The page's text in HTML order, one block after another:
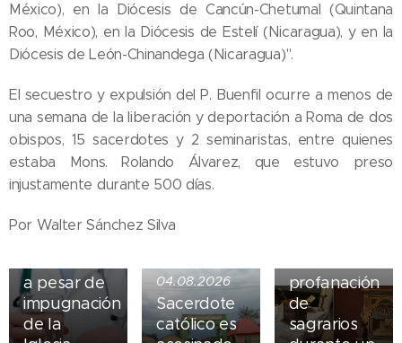
México), en la Diócesis de Cancún-Chetumal (Quintana
Roo, México), en la Diócesis de Estelí (Nicaragua), y en la
Diócesis de León-Chinandega (Nicaragua)".
El secuestro y expulsión del P. Buenfil ocurre a menos de
una semana de la liberación y deportación a Roma de dos
obispos, 15 sacerdotes y 2 seminaristas, entre quienes
estaba Mons. Rolando Álvarez, que estuvo preso
injustamente durante 500 días.
Por Walter Sánchez Silva
05.08.2026
Ley del
suicidio
entra en
a pesar de
impugnación
de la
04.08.2026
Sacerdote
católico es
profanación
de
sagrarios